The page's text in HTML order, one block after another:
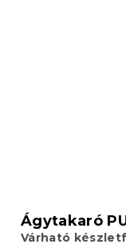
Ágytakaró
Várható